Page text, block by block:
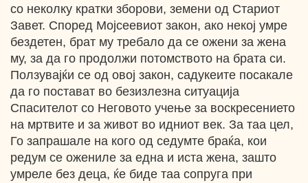
со неколку кратки зборови, земени од Стариот
Завет. Според Мојсеевиот закон, ако некој умре
бездетен, брат му требало да се ожени за жена
му, за да го продолжи потомството на брата си.
Ползувајќи се од овој закон, садукеите посакале
да го постават во безизлезна ситуација
Спасителот со Неговото учење за воскресението
на мртвите и за живот во идниот век. За таа цел,
Го запрашале на кого од седумте браќа, кои
редум се ожениле за една и иста жена, зашто
умреле без деца, ќе биде таа сопруга при